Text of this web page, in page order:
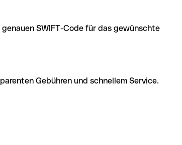
SWIFT-Code für das gewünschte
Gebühren und schnellem Service.